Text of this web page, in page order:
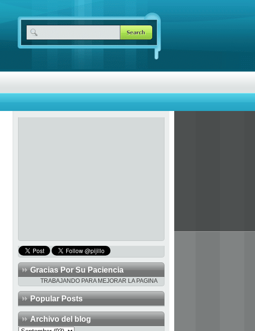
Gracias Por Su Paciencia
TRABAJANDO PARA MEJORAR LA PAGINA
Popular Posts
Archivo del blog